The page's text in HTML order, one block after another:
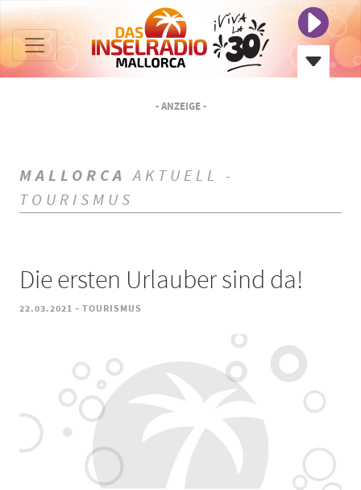
- ANZEIGE -
MALLORCA AKTUELL -
TOURISMUS
Die ersten Urlauber sind da!
22.03.2021 - TOURISMUS